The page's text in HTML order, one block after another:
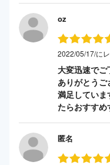
oz
2022/05/17/に
大変迅速でご
ありがとうご
満足してい
たらおすすめ
匿名